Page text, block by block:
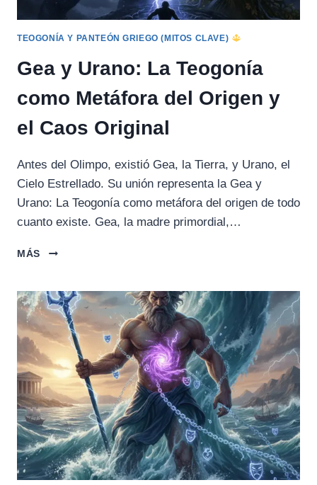
TEOGONÍA Y PANTEÓN GRIEGO (MITOS CLAVE)
Gea y Urano: La Teogonía
como Metáfora del Origen y
el Caos Original
Antes del Olimpo, existió Gea, la Tierra, y Urano, el
Cielo Estrellado. Su unión representa la Gea y
Urano: La Teogonía como metáfora del origen de todo
cuanto existe. Gea, la madre primordial,…
MÁS
GEA
LA
TEOGONÍA
COMO
METÁFORA
DEL
ORIGEN
Y
EL
CAOS
ORIGINAL